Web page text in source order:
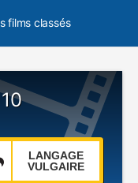
films classés
LANGAGE
VULGAIRE